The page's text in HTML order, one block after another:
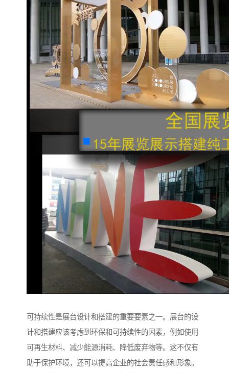
可持续性是展台设计和搭建的重要要素之一。展台的设
计和搭建应该考虑到环保和可持续性的因素，例如使用
可再生材料、减少能源消耗、降低废弃物等。这不仅有
助于保护环境，还可以提高企业的社会责任感和形象。